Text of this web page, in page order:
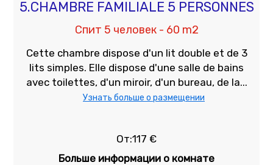
5.CHAMBRE FAMILIALE 5 PERSONNES
Спит 5 человек - 60 m2
Cette chambre dispose d'un lit double et de 3
lits simples. Elle dispose d'une salle de bains
avec toilettes, d'un miroir, d'un bureau, de la...
Узнать больше о размещении
От:117 €
Больше информации о комнате